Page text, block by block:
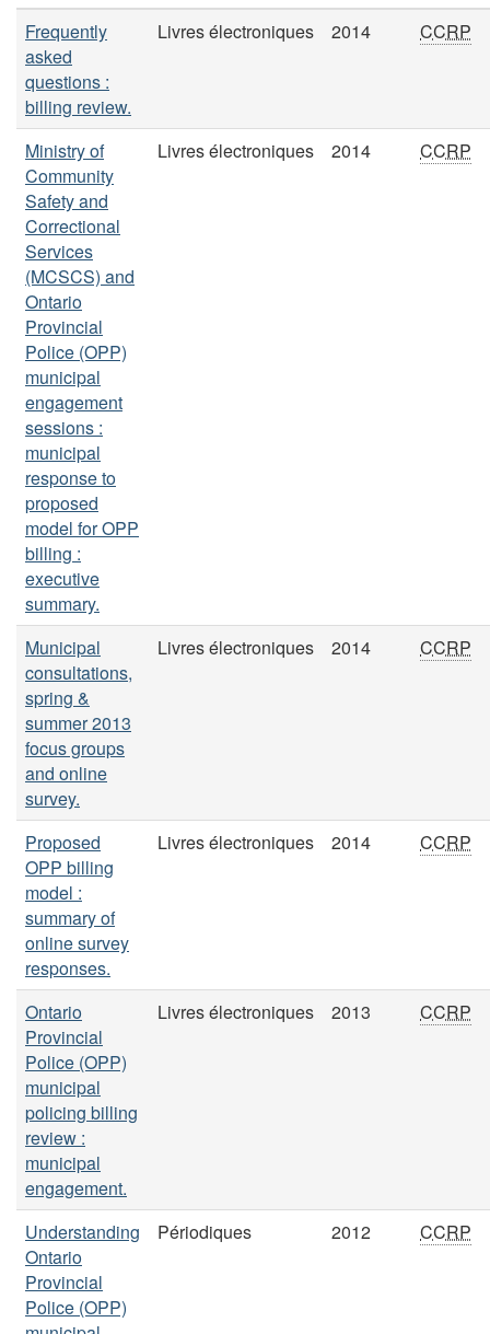
Frequently
asked
questions :
billing review.
Livres électroniques 2014 CCRP
Ministry of
Community
Safety and
Correctional
Services
(MCSCS) and
Ontario
Provincial
Police (OPP)
municipal
engagement
sessions :
municipal
response to
proposed
model for OPP
billing :
executive
summary.
Livres électroniques 2014 CCRP
Municipal
consultations,
spring &
summer 2013
focus groups
and online
survey.
Livres électroniques 2014 CCRP
Proposed
OPP billing
model :
summary of
online survey
responses.
Livres électroniques 2014 CCRP
Ontario
Provincial
Police (OPP)
municipal
policing billing
review :
municipal
engagement.
Livres électroniques 2013 CCRP
Understanding
Ontario
Provincial
Police (OPP)
Périodiques 2012 CCRP